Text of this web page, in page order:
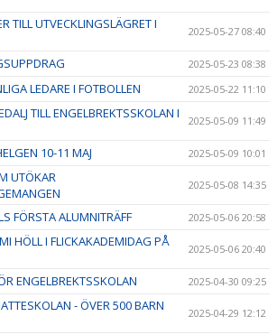
TILL UTVECKLINGSLÄGRET I
2025-05-27 08:40
2025-05-23 08:38
LEDARE I FOTBOLLEN 2025-05-22 11:10
TILL ENGELBREKTSSKOLAN I
2025-05-09 11:49
10-11 MAJ 2025-05-09 10:01
UTÖKAR
2025-05-08 14:35
FÖRSTA ALUMNITRÄFF 2025-05-06 20:58
HÖLL I FLICKAKADEMIDAG PÅ
2025-05-06 20:40
ENGELBREKTSSKOLAN 2025-04-30 09:25
- ÖVER 500 BARN
2025-04-29 12:12